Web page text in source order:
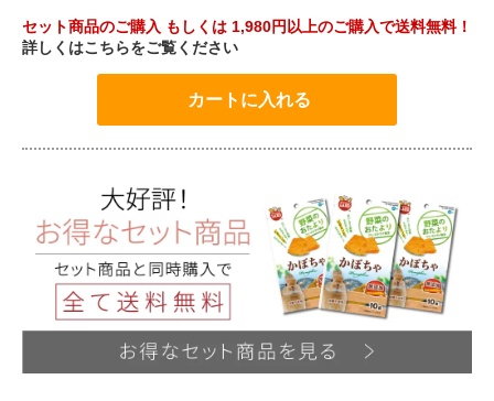
セット商品のご購入 もしくは 1,980円以上のご購入で送料無料！
詳しくはこちらをご覧ください